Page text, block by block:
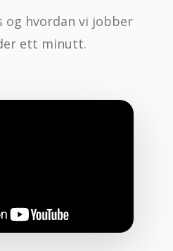
og hvordan vi jobber
ett minutt.